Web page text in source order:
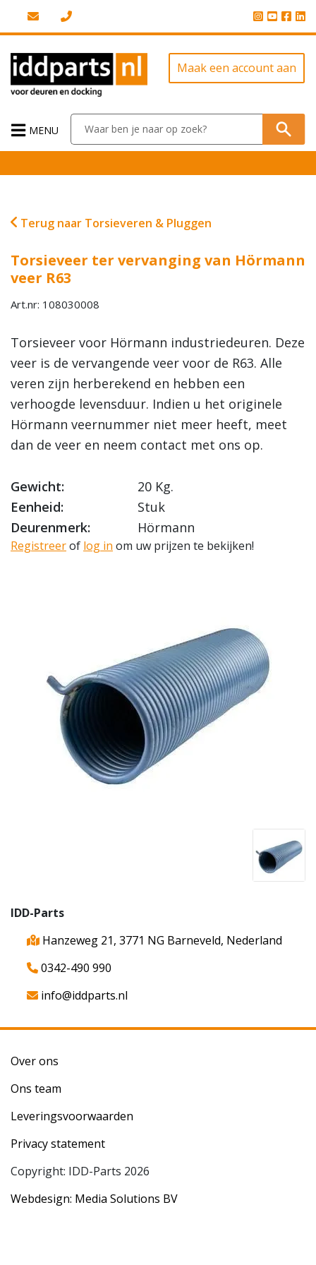
Maak een account aan
MENU
Terug naar Torsieveren & Pluggen
Torsieveer ter vervanging van Hörmann
veer R63
Art.nr: 108030008
Torsieveer voor Hörmann industriedeuren. Deze
veer is de vervangende veer voor de R63. Alle
veren zijn herberekend en hebben een
verhoogde levensduur. Indien u het originele
Hörmann veernummer niet meer heeft, meet
dan de veer en neem contact met ons op.
Gewicht:
20 Kg.
Eenheid:
Stuk
Deurenmerk:
Hörmann
Registreerof log in om uw prijzen te bekijken!
IDD-Parts
Hanzeweg 21, 3771 NG Barneveld, Nederland
0342-490 990
info@iddparts.nl
Over ons
Ons team
Leveringsvoorwaarden
Privacy statement
Copyright: IDD-Parts 2026
Webdesign: Media Solutions BV